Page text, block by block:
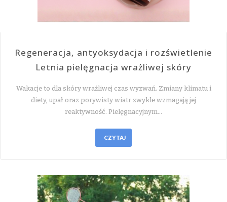
Regeneracja, antyoksydacja i rozświetlenie
Letnia pielęgnacja wrażliwej skóry
Wakacje to dla skóry wrażliwej czas wyzwań. Zmiany klimatu i
diety, upał oraz porywisty wiatr zwykle wzmagają jej
reaktywność. Pielęgnacyjnym…
CZYTAJ